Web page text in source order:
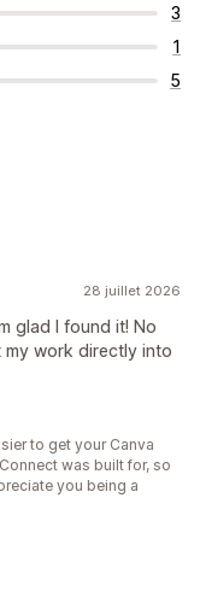
3
1
5
28 juillet 2026
glad I found it! No
my work directly into
to get your Canva
was built for, so
you being a